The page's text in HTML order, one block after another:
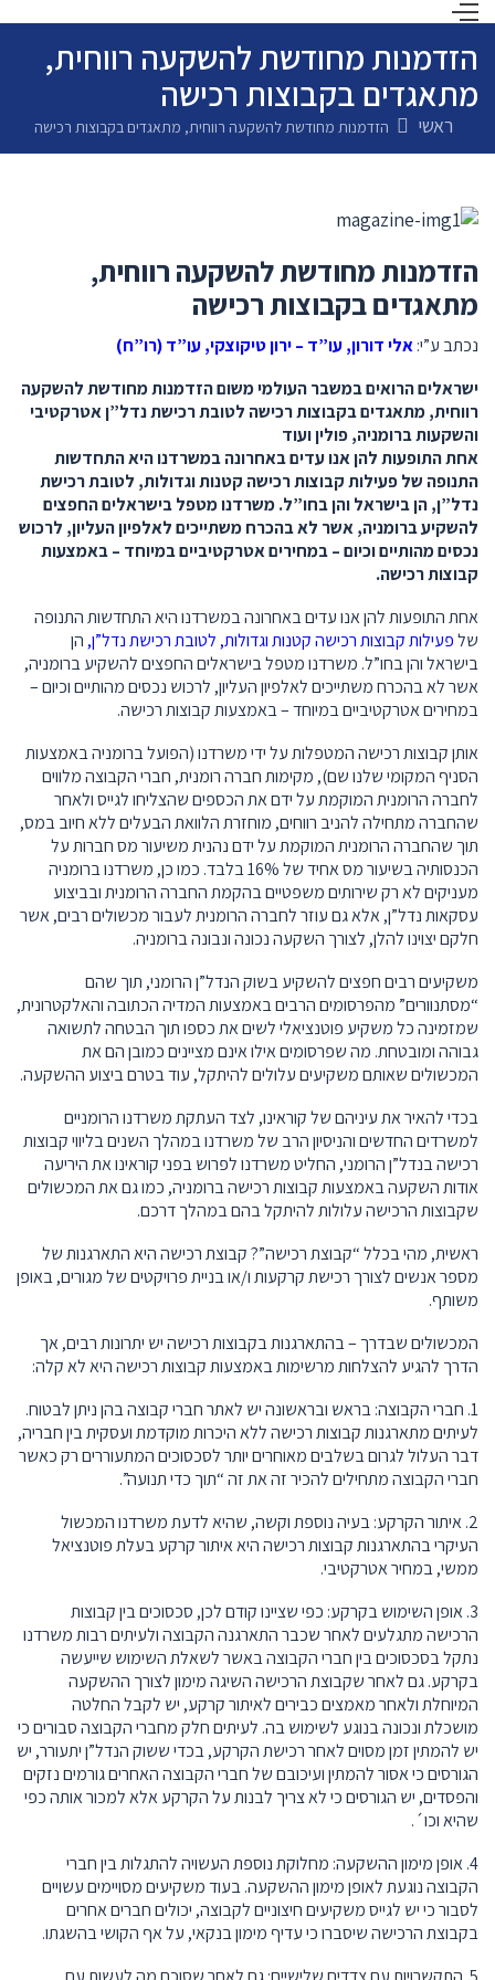
הזדמנות מחודשת להשקעה רווחית,
מתאגדים בקבוצות רכישה
ראשי הזדמנות מחודשת להשקעה רווחית, מתאגדים בקבוצות רכישה
הזדמנות מחודשת להשקעה רווחית,
מתאגדים בקבוצות רכישה
נכתב ע”י:אלי דורון, עו”ד – ירון טיקוצקי, עו”ד (רו”ח)
ישראלים הרואים במשבר העולמי משום הזדמנות מחודשת להשקעה
רווחית, מתאגדים בקבוצות רכישה לטובת רכישת נדל”ן אטרקטיבי
והשקעות ברומניה, פולין ועוד
אחת התופעות להן אנו עדים באחרונה במשרדנו היא התחדשות
התנופה של פעילות קבוצות רכישה קטנות וגדולות, לטובת רכישת
נדל”ן, הן בישראל והן בחו”ל. משרדנו מטפל בישראלים החפצים
להשקיע ברומניה, אשר לא בהכרח משתייכים לאלפיון העליון, לרכוש
נכסים מהותיים וכיום – במחירים אטרקטיביים במיוחד – באמצעות
קבוצות רכישה.
אחת התופעות להן אנו עדים באחרונה במשרדנו היא התחדשות התנופה
שלפעילות קבוצות רכישה קטנות וגדולות, לטובת רכישת נדל”ן, הן
בישראל והן בחו”ל. משרדנו מטפל בישראלים החפצים להשקיע ברומניה,
אשר לא בהכרח משתייכים לאלפיון העליון, לרכוש נכסים מהותיים וכיום –
במחירים אטרקטיביים במיוחד – באמצעות קבוצות רכישה.
אותן קבוצות רכישה המטפלות על ידי משרדנו (הפועל ברומניה באמצעות
הסניף המקומי שלנו שם), מקימות חברה רומנית, חברי הקבוצה מלווים
לחברה הרומנית המוקמת על ידם את הכספים שהצליחו לגייס ולאחר
שהחברה מתחילה להניב רווחים, מוחזרת הלוואת הבעלים ללא חיוב במס,
תוך שהחברה הרומנית המוקמת על ידם נהנית משיעור מס חברות על
הכנסותיה בשיעור מס אחיד של 16% בלבד. כמו כן, משרדנו ברומניה
מעניקים לא רק שירותים משפטיים בהקמת החברה הרומנית ובביצוע
עסקאות נדל”ן, אלא גם עוזר לחברה הרומנית לעבור מכשולים רבים, אשר
חלקם יצוינו להלן, לצורך השקעה נכונה ונבונה ברומניה.
משקיעים רבים חפצים להשקיע בשוק הנדל”ן הרומני, תוך שהם
“מסתנוורים” מהפרסומים הרבים באמצעות המדיה הכתובה והאלקטרונית,
שמזמינה כל משקיע פוטנציאלי לשים את כספו תוך הבטחה לתשואה
גבוהה ומובטחת. מה שפרסומים אילו אינם מציינים כמובן הם את
המכשולים שאותם משקיעים עלולים להיתקל, עוד בטרם ביצוע ההשקעה.
בכדי להאיר את עיניהם של קוראינו, לצד העתקת משרדנו הרומניים
למשרדים החדשים והניסיון הרב של משרדנו במהלך השנים בליווי קבוצות
רכישה בנדל”ן הרומני, החליט משרדנו לפרוש בפני קוראינו את היריעה
אודות השקעה באמצעות קבוצות רכישה ברומניה, כמו גם את המכשולים
שקבוצות הרכישה עלולות להיתקל בהם במהלך דרכם.
ראשית, מהי בכלל “קבוצת רכישה”? קבוצת רכישה היא התארגנות של
מספר אנשים לצורך רכישת קרקעות ו/או בניית פרויקטים של מגורים, באופן
משותף.
המכשולים שבדרך – בהתארגנות בקבוצות רכישה יש יתרונות רבים, אך
הדרך להגיע להצלחות מרשימות באמצעות קבוצות רכישה היא לא קלה:
1. חברי הקבוצה: בראש ובראשונה יש לאתר חברי קבוצה בהן ניתן לבטוח.
לעיתים מתארגנות קבוצות רכישה ללא היכרות מוקדמת ועסקית בין חבריה,
דבר העלול לגרום בשלבים מאוחרים יותר לסכסוכים המתעוררים רק כאשר
חברי הקבוצה מתחילים להכיר זה את זה “תוך כדי תנועה”.
2. איתור הקרקע: בעיה נוספת וקשה, שהיא לדעת משרדנו המכשול
העיקרי בהתארגנות קבוצות רכישה היא איתור קרקע בעלת פוטנציאל
ממשי, במחיר אטרקטיבי.
3. אופן השימוש בקרקע: כפי שציינו קודם לכן, סכסוכים בין קבוצות
הרכישה מתגלעים לאחר שכבר התארגנה הקבוצה ולעיתים רבות משרדנו
נתקל בסכסוכים בין חברי הקבוצה באשר לשאלת השימוש שייעשה
בקרקע. גם לאחר שקבוצת הרכישה השיגה מימון לצורך ההשקעה
המיוחלת ולאחר מאמצים כבירים לאיתור קרקע, יש לקבל החלטה
מושכלת ונכונה בנוגע לשימוש בה. לעיתים חלק מחברי הקבוצה סבורים כי
יש להמתין זמן מסוים לאחר רכישת הקרקע, בכדי ששוק הנדל”ן יתעורר, יש
הגורסים כי אסור להמתין ועיכובם של חברי הקבוצה האחרים גורמים נזקים
והפסדים, יש הגורסים כי לא צריך לבנות על הקרקע אלא למכור אותה כפי
שהיא וכו´.
4. אופן מימון ההשקעה: מחלוקת נוספת העשויה להתגלות בין חברי
הקבוצה נוגעת לאופן מימון ההשקעה. בעוד משקיעים מסויימים עשויים
לסבור כי יש לגייס משקיעים חיצוניים לקבוצה, יכולים חברים אחרים
בקבוצת הרכישה שיסברו כי עדיף מימון בנקאי, על אף הקושי בהשגתו.